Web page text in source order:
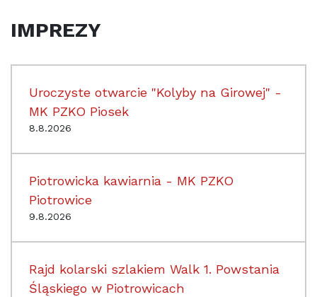
IMPREZY
Uroczyste otwarcie "Kolyby na Girowej" -
MK PZKO Piosek
8.8.2026
Piotrowicka kawiarnia - MK PZKO
Piotrowice
9.8.2026
Rajd kolarski szlakiem Walk 1. Powstania
Śląskiego w Piotrowicach